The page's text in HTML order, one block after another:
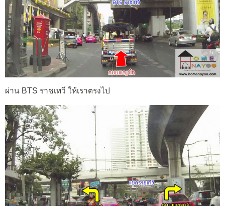
ผ่าน BTS ราชเทวี ให้เราตรงไป